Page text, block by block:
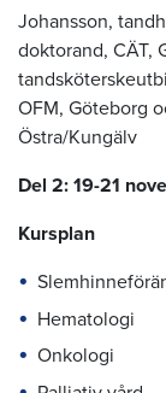
Johansson,
doktorand, CÄT,
OFM, Göteborg
Östra/Kungälv
Del 2: 19-21
Kursplan
Hematologi
Onkologi